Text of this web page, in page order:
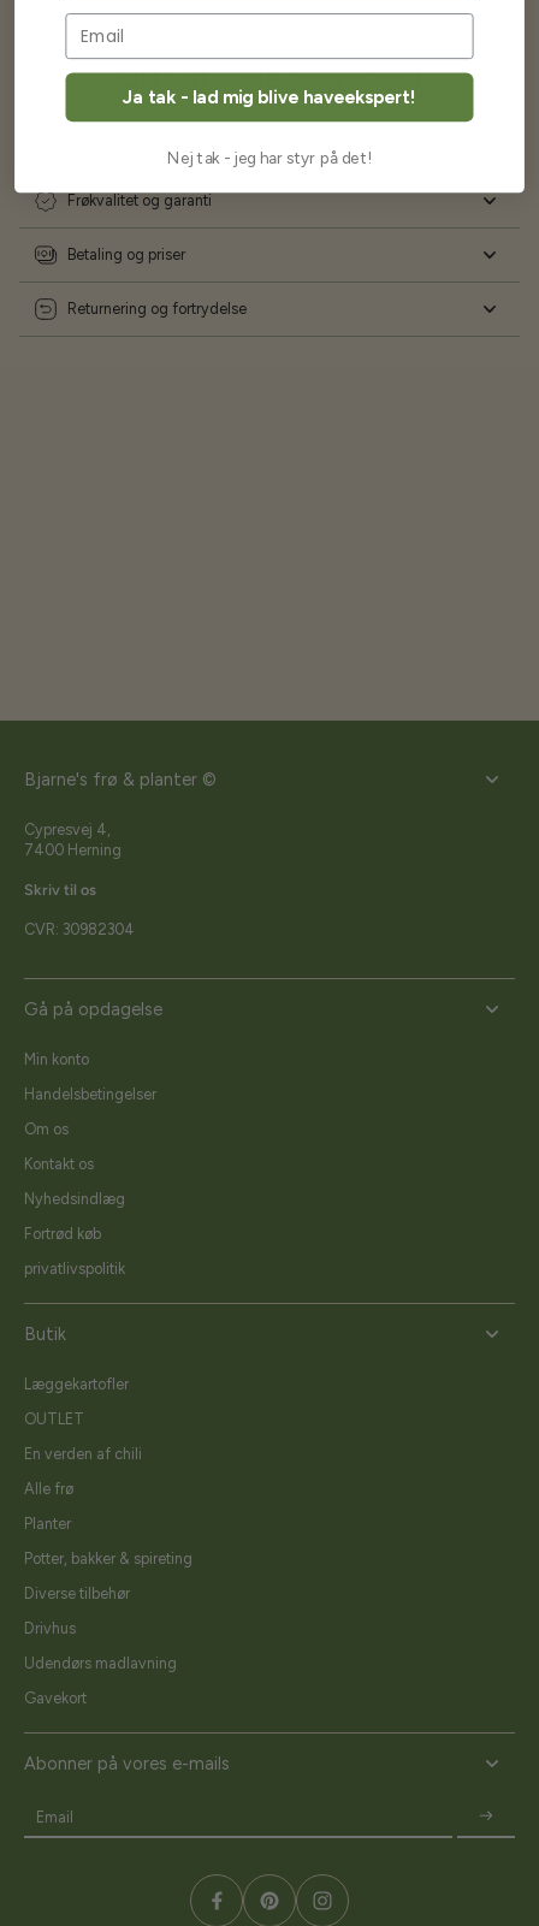
Ofte stillede spørgsmål
Frøkvalitet og garanti
Betaling og priser
Returnering og fortrydelse
Bjarne's frø & planter ©
Cypresvej 4,
7400 Herning
Skriv til os
CVR: 30982304
Gå på opdagelse
Min konto
Handelsbetingelser
Om os
Kontakt os
Nyhedsindlæg
Fortrød køb
privatlivspolitik
Butik
Læggekartofler
OUTLET
En verden af chili
Alle frø
Planter
Potter, bakker & spireting
Diverse tilbehør
Drivhus
Udendørs madlavning
Gavekort
Abonner på vores e-mails
Email
Ja tak - lad mig blive haveekspert!
Nej tak - jeg har styr på det!